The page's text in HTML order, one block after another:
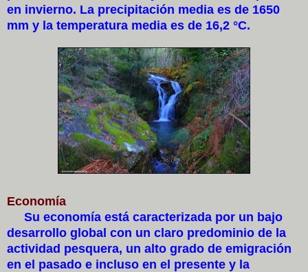
en invierno. La precipitación media es de 1650
mm y la temperatura media es de 16,2 °C.
Economía
Su economía está caracterizada por un bajo
desarrollo global con un claro predominio de la
actividad pesquera, un alto grado de emigración
en el pasado e incluso en el presente y la